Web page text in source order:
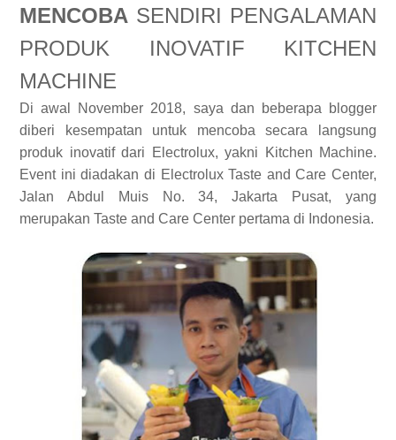
MENCOBA SENDIRI PENGALAMAN
PRODUK INOVATIF KITCHEN
MACHINE
Di awal November 2018, saya dan beberapa blogger
diberi kesempatan untuk mencoba secara langsung
produk inovatif dari Electrolux, yakni Kitchen Machine.
Event ini diadakan di Electrolux Taste and Care Center,
Jalan Abdul Muis No. 34, Jakarta Pusat, yang
merupakan Taste and Care Center pertama di Indonesia.